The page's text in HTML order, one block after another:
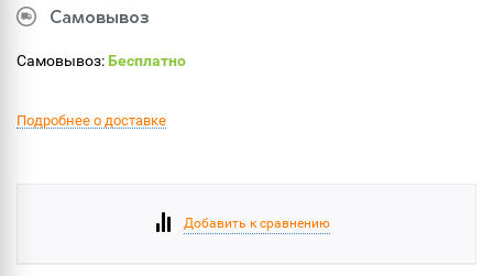
Самовывоз
Самовывоз:Бесплатно
Подробнее о доставке
Добавить к сравнению